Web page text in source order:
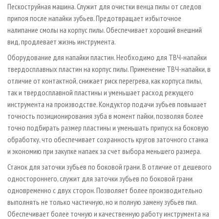
Пескоструйная машина. Служит для очистки венца пилы от следов
припоя после напайки зубьев. Предотвращает избыточное
налипание смолы на корпус пилы. Обеспечивает хороший внешний
вид, продлевает жизнь инструмента.
Оборудование для напайки пластин. Необходимо для ТВЧ-напайки
твердосплавных пластин на корпус пилы. Применение ТВЧ-напайки, в
отличие от контактной, снижает риск перегрева, как корпуса пилы,
так и твердосплавной пластины и уменьшает расход режущего
инструмента на производстве. Кондуктор подачи зубьев повышает
точность позиционирования зуба в момент пайки, позволяя более
точно подбирать размер пластины и уменьшать припуск на боковую
обработку, что обеспечивает сохранность кругов заточного станка
и экономию при закупке напаек за счет выбора меньшего размера.
Станок для заточки зубьев по боковой грани. В отличие от дешевого
одностороннего, служит для заточки зубьев по боковой грани
одновременно с двух сторон. Позволяет более производительно
выполнять не только частичную, но и полную замену зубьев пил.
Обеспечивает более точную и качественную работу инструмента на